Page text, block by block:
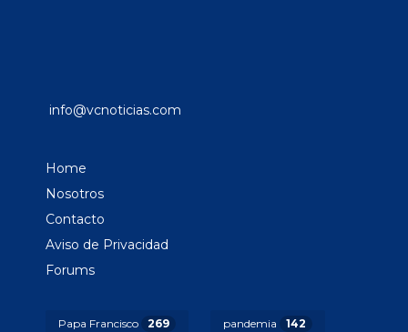
info@vcnoticias.com
Home
Nosotros
Contacto
Aviso de Privacidad
Forums
Papa Francisco 269 pandemia 142